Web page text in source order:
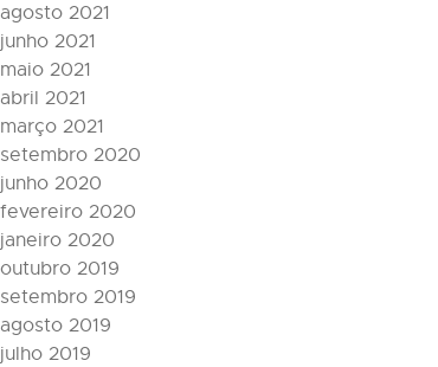
agosto 2021
junho 2021
maio 2021
abril 2021
março 2021
setembro 2020
junho 2020
fevereiro 2020
janeiro 2020
outubro 2019
setembro 2019
agosto 2019
julho 2019